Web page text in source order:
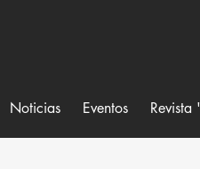
Noticias Eventos